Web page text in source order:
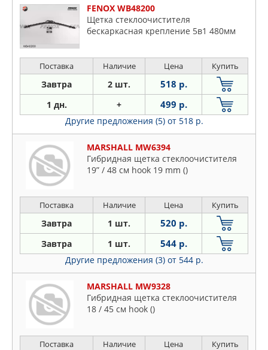
FENOX WB48200
Щетка стеклоочистителя
бескаркасная крепление 5в1 480мм
Поставка Наличие Цена Купить
Завтра 2 шт. 518 р.
1 дн. + 499 р.
Другие предложения (5) от 518 р.
MARSHALL MW6394
Гибридная щетка стеклоочистителя
19” / 48 см hook 19 mm ()
Поставка Наличие Цена Купить
Завтра 1 шт. 520 р.
Завтра 1 шт. 544 р.
Другие предложения (3) от 544 р.
MARSHALL MW9328
Гибридная щетка стеклоочистителя
18 / 45 см hook ()
Поставка Наличие Цена Купить